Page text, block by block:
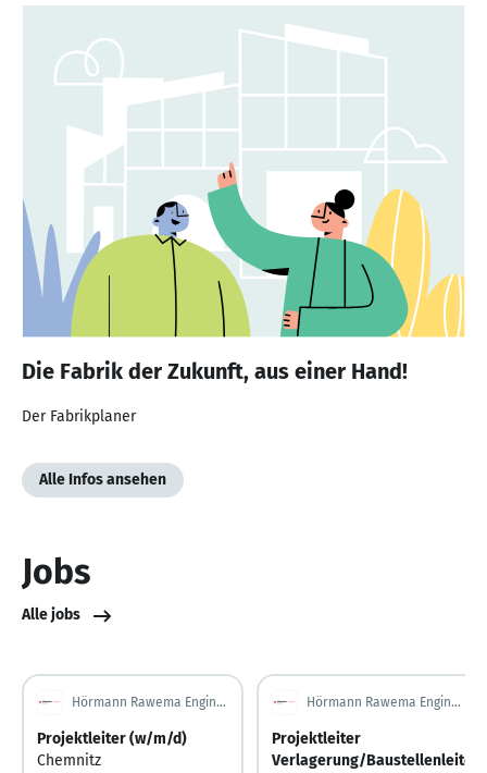
Die Fabrik der Zukunft, aus einer Hand!
Der Fabrikplaner
Alle Infos ansehen
Jobs
Alle jobs
Hörmann Rawema Engineering & Consulting GmbH
Projektleiter (w/m/d)
Chemnitz
Hörmann Rawema Engineering & Consulting GmbH
Projektleiter
Verlagerung/Baustellenleiter